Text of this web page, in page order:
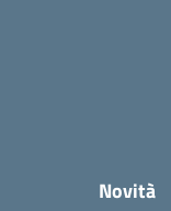
Novità